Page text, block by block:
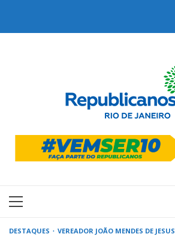
Primary
DESTAQUES VEREADOR JOÃO MENDES DE JESUS